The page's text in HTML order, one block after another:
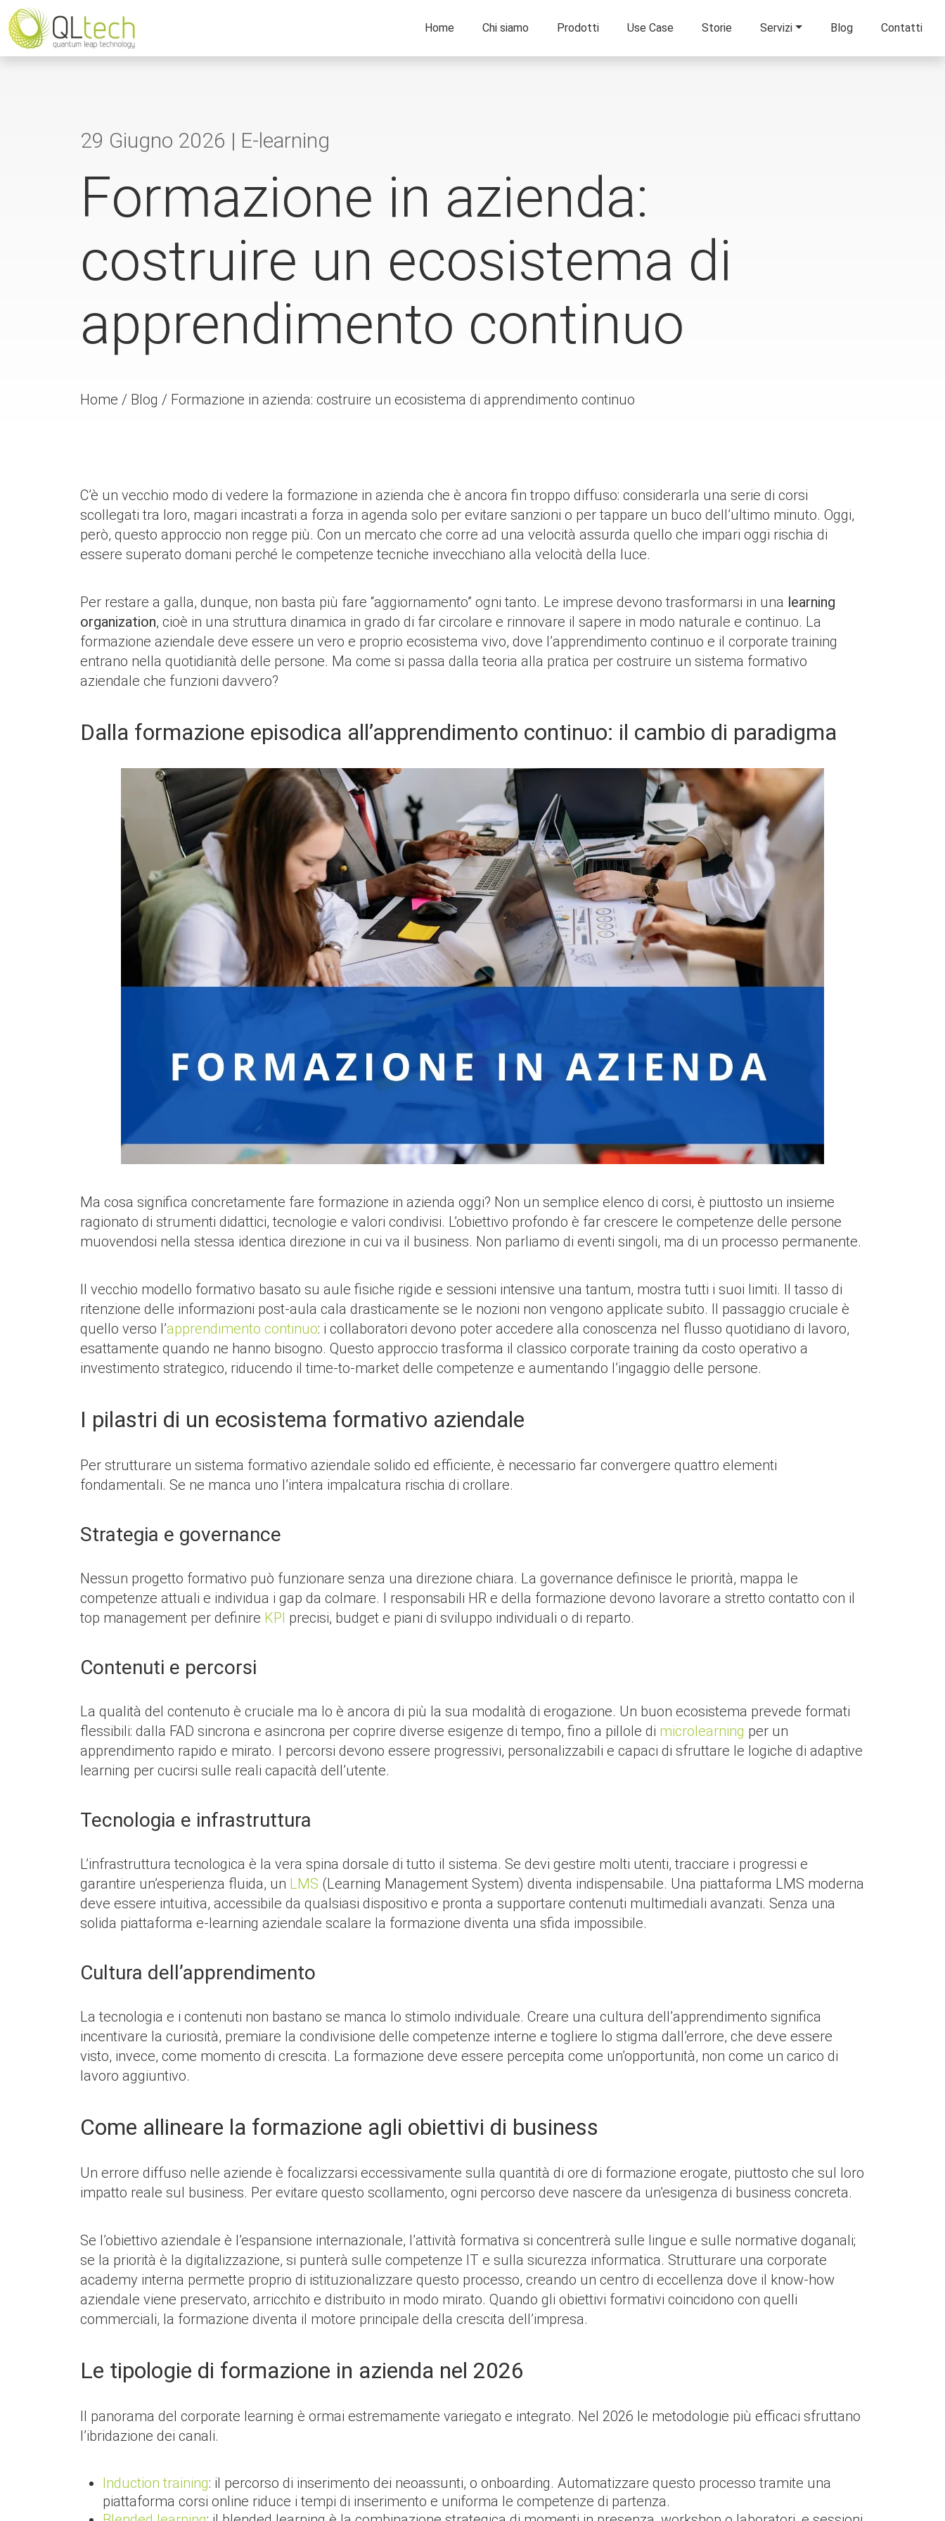
Home Chi siamo Prodotti Use Case Storie Servizi Blog Contatti
29 Giugno 2026 | E-learning
Formazione in azienda:
costruire un ecosistema di
apprendimento continuo
Home / Blog / Formazione in azienda: costruire un ecosistema di apprendimento continuo
C’è un vecchio modo di vedere la formazione in azienda che è ancora fin troppo diffuso: considerarla una serie di corsi
scollegati tra loro, magari incastrati a forza in agenda solo per evitare sanzioni o per tappare un buco dell’ultimo minuto. Oggi,
però, questo approccio non regge più. Con un mercato che corre ad una velocità assurda quello che impari oggi rischia di
essere superato domani perché le competenze tecniche invecchiano alla velocità della luce.
Per restare a galla, dunque, non basta più fare “aggiornamento” ogni tanto. Le imprese devono trasformarsi in una learning
organization, cioè in una struttura dinamica in grado di far circolare e rinnovare il sapere in modo naturale e continuo. La
formazione aziendale deve essere un vero e proprio ecosistema vivo, dove l’apprendimento continuo e il corporate training
entrano nella quotidianità delle persone. Ma come si passa dalla teoria alla pratica per costruire un sistema formativo
aziendale che funzioni davvero?
Dalla formazione episodica all’apprendimento continuo: il cambio di paradigma
Ma cosa significa concretamente fare formazione in azienda oggi? Non un semplice elenco di corsi, è piuttosto un insieme
ragionato di strumenti didattici, tecnologie e valori condivisi. L’obiettivo profondo è far crescere le competenze delle persone
muovendosi nella stessa identica direzione in cui va il business. Non parliamo di eventi singoli, ma di un processo permanente.
Il vecchio modello formativo basato su aule fisiche rigide e sessioni intensive una tantum, mostra tutti i suoi limiti. Il tasso di
ritenzione delle informazioni post-aula cala drasticamente se le nozioni non vengono applicate subito. Il passaggio cruciale è
quello verso l’apprendimento continuo: i collaboratori devono poter accedere alla conoscenza nel flusso quotidiano di lavoro,
esattamente quando ne hanno bisogno. Questo approccio trasforma il classico corporate training da costo operativo a
investimento strategico, riducendo il time-to-market delle competenze e aumentando l’ingaggio delle persone.
I pilastri di un ecosistema formativo aziendale
Per strutturare un sistema formativo aziendale solido ed efficiente, è necessario far convergere quattro elementi
fondamentali. Se ne manca uno l’intera impalcatura rischia di crollare.
Strategia e governance
Nessun progetto formativo può funzionare senza una direzione chiara. La governance definisce le priorità, mappa le
competenze attuali e individua i gap da colmare. I responsabili HR e della formazione devono lavorare a stretto contatto con il
top management per definire KPI precisi, budget e piani di sviluppo individuali o di reparto.
Contenuti e percorsi
La qualità del contenuto è cruciale ma lo è ancora di più la sua modalità di erogazione. Un buon ecosistema prevede formati
flessibili: dalla FAD sincrona e asincrona per coprire diverse esigenze di tempo, fino a pillole di microlearning per un
apprendimento rapido e mirato. I percorsi devono essere progressivi, personalizzabili e capaci di sfruttare le logiche di adaptive
learning per cucirsi sulle reali capacità dell’utente.
Tecnologia e infrastruttura
L’infrastruttura tecnologica è la vera spina dorsale di tutto il sistema. Se devi gestire molti utenti, tracciare i progressi e
garantire un’esperienza fluida, un LMS (Learning Management System) diventa indispensabile. Una piattaforma LMS moderna
deve essere intuitiva, accessibile da qualsiasi dispositivo e pronta a supportare contenuti multimediali avanzati. Senza una
solida piattaforma e-learning aziendale scalare la formazione diventa una sfida impossibile.
Cultura dell’apprendimento
La tecnologia e i contenuti non bastano se manca lo stimolo individuale. Creare una cultura dell’apprendimento significa
incentivare la curiosità, premiare la condivisione delle competenze interne e togliere lo stigma dall’errore, che deve essere
visto, invece, come momento di crescita. La formazione deve essere percepita come un’opportunità, non come un carico di
lavoro aggiuntivo.
Come allineare la formazione agli obiettivi di business
Un errore diffuso nelle aziende è focalizzarsi eccessivamente sulla quantità di ore di formazione erogate, piuttosto che sul loro
impatto reale sul business. Per evitare questo scollamento, ogni percorso deve nascere da un’esigenza di business concreta.
Se l’obiettivo aziendale è l’espansione internazionale, l’attività formativa si concentrerà sulle lingue e sulle normative doganali;
se la priorità è la digitalizzazione, si punterà sulle competenze IT e sulla sicurezza informatica. Strutturare una corporate
academy interna permette proprio di istituzionalizzare questo processo, creando un centro di eccellenza dove il know-how
aziendale viene preservato, arricchito e distribuito in modo mirato. Quando gli obiettivi formativi coincidono con quelli
commerciali, la formazione diventa il motore principale della crescita dell’impresa.
Le tipologie di formazione in azienda nel 2026
Il panorama del corporate learning è ormai estremamente variegato e integrato. Nel 2026 le metodologie più efficaci sfruttano
l’ibridazione dei canali.
Induction training: il percorso di inserimento dei neoassunti, o onboarding. Automatizzare questo processo tramite una
piattaforma corsi online riduce i tempi di inserimento e uniforma le competenze di partenza.